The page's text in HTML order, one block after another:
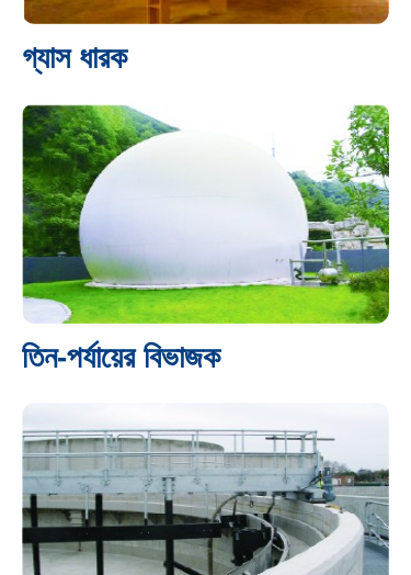
গ্যাস ধারক
তিন-পর্যায়ের বিভাজক